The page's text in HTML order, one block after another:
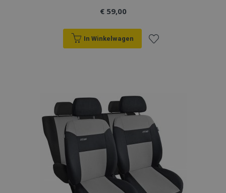
€ 59,00
In Winkelwagen
verlanglijst